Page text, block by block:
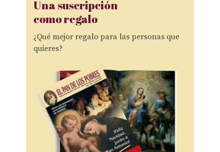
Una suscripción
como regalo
¿Qué mejor regalo para las personas que
quieres?